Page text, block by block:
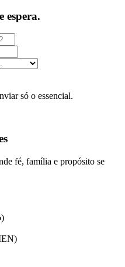
espera.
só o essencial.
fé, família e propósito se